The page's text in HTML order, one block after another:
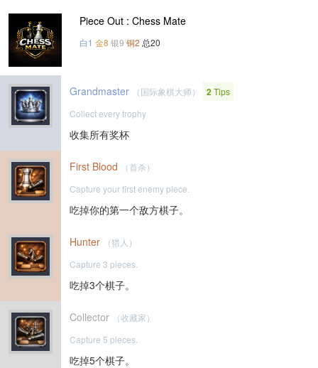
Piece Out : Chess Mate
白1 金8 银9 铜2 总20
Grandmaster （国际象棋大师） 2Tips
Collect every trophy
收集所有奖杯
First Blood
（首杀）
Capture your first enemy piece.
吃掉你的第一个敌方棋子。
Hunter
（猎人）
Capture 3 pieces.
吃掉3个棋子。
Collector
（收藏家）
Capture 5 pieces.
吃掉5个棋子。